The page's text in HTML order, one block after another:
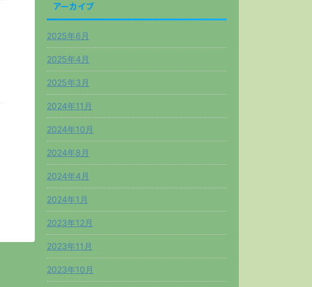
アーカイブ
2025年6月
2025年4月
2025年3月
2024年11月
2024年10月
2024年8月
2024年4月
2024年1月
2023年12月
2023年11月
2023年10月